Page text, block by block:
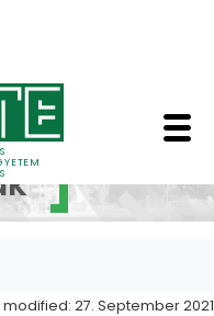
-
modified: 27. September 2021